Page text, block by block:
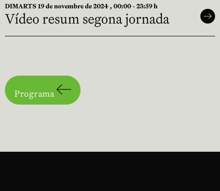
DIMARTS 19 de novembre de 2024 , 00:00 - 23:59 h
Vídeo resum segona jornada
Programa